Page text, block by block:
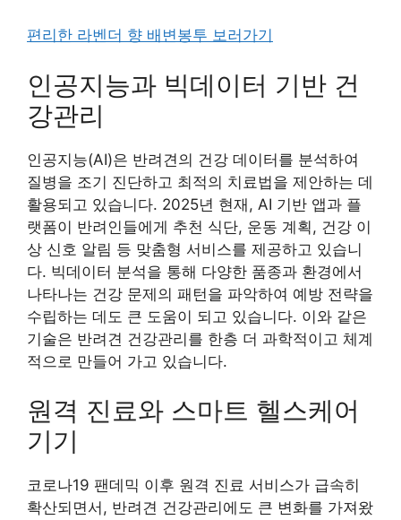
편리한 라벤더 향 배변봉투 보러가기
인공지능과 빅데이터 기반 건
강관리
인공지능(AI)은 반려견의 건강 데이터를 분석하여
질병을 조기 진단하고 최적의 치료법을 제안하는 데
활용되고 있습니다. 2025년 현재, AI 기반 앱과 플
랫폼이 반려인들에게 추천 식단, 운동 계획, 건강 이
상 신호 알림 등 맞춤형 서비스를 제공하고 있습니
다. 빅데이터 분석을 통해 다양한 품종과 환경에서
나타나는 건강 문제의 패턴을 파악하여 예방 전략을
수립하는 데도 큰 도움이 되고 있습니다. 이와 같은
기술은 반려견 건강관리를 한층 더 과학적이고 체계
적으로 만들어 가고 있습니다.
원격 진료와 스마트 헬스케어
기기
코로나19 팬데믹 이후 원격 진료 서비스가 급속히
확산되면서, 반려견 건강관리에도 큰 변화를 가져왔